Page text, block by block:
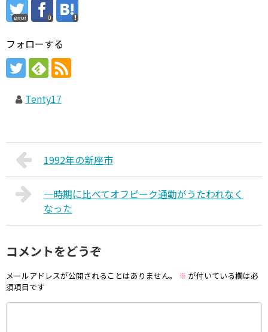
error 0
フォローする
Tenty17
1992年の新座市
一時期に比べてオフピーク通勤がうたわれなく
なった
コメントをどうぞ
メールアドレスが公開されることはありません。 ※ が付いている欄は必
須項目です